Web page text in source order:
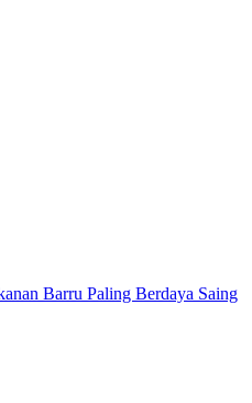
Barru Paling Berdaya Saing